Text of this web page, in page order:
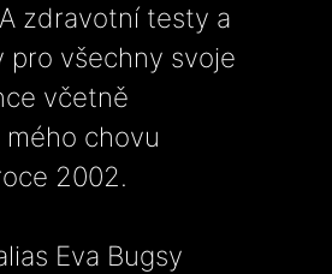
zdravotní testy a
pro všechny svoje
včetně
chovu
2002.
Eva Bugsy